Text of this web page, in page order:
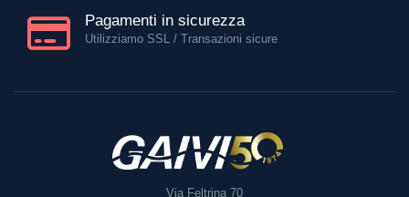
Pagamenti in sicurezza
Utilizziamo SSL / Transazioni sicure
Via Feltrina 70